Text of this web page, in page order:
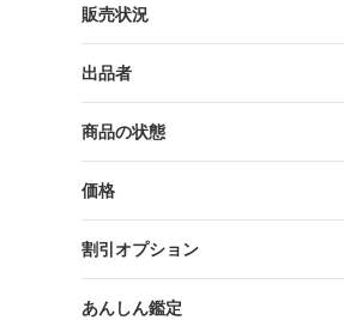
販売状況
出品者
商品の状態
価格
割引オプション
あんしん鑑定